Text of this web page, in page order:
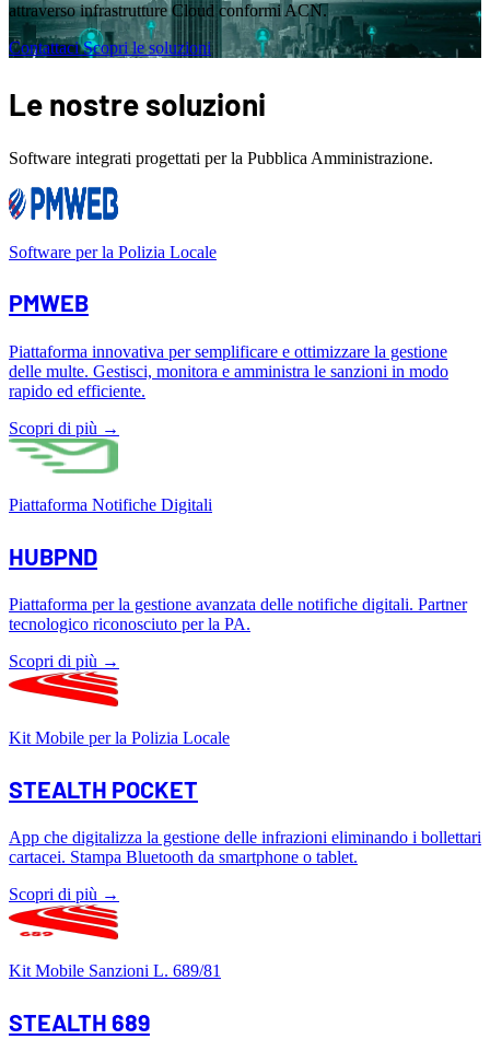
attraverso infrastrutture Cloud conformi ACN.
ContattaciScopri le soluzioni
Le nostre soluzioni
Software integrati progettati per la Pubblica Amministrazione.
Software per la Polizia Locale
PMWEB
Piattaforma innovativa per semplificare e ottimizzare la gestione
delle multe. Gestisci, monitora e amministra le sanzioni in modo
rapido ed efficiente.
Scopri di più →
Piattaforma Notifiche Digitali
HUBPND
Piattaforma per la gestione avanzata delle notifiche digitali. Partner
tecnologico riconosciuto per la PA.
Scopri di più →
Kit Mobile per la Polizia Locale
STEALTH POCKET
App che digitalizza la gestione delle infrazioni eliminando i bollettari
cartacei. Stampa Bluetooth da smartphone o tablet.
Scopri di più →
Kit Mobile Sanzioni L. 689/81
STEALTH 689